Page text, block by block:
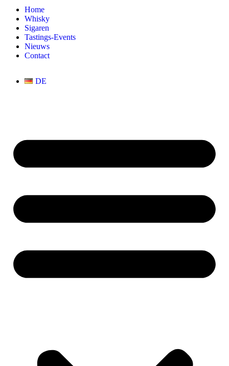
Home
Whisky
Sigaren
Tastings-Events
Nieuws
Contact
DE